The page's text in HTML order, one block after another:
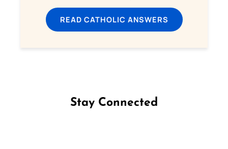
READ CATHOLIC ANSWERS
Stay Connected